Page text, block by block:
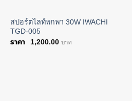
สปอร์ตไลท์พกพา 30W IWACHI
TGD-005
1,200.00 บาท